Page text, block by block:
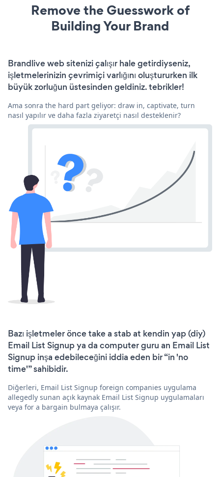
Remove the Guesswork of
Building Your Brand
Brandlive web sitenizi çalışır hale getirdiyseniz,
işletmelerinizin çevrimiçi varlığını oluştururken ilk
büyük zorluğun üstesinden geldiniz. tebrikler!
Ama sonra the hard part geliyor: draw in, captivate, turn
nasıl yapılır ve daha fazla ziyaretçi nasıl desteklenir?
Bazı işletmeler önce take a stab at kendin yap (diy)
Email List Signup ya da computer guru an Email List
Signup inşa edebileceğini iddia eden bir “in 'no
time'” sahibidir.
Diğerleri, Email List Signup foreign companies uygulama
allegedly sunan açık kaynak Email List Signup uygulamaları
veya for a bargain bulmaya çalışır.